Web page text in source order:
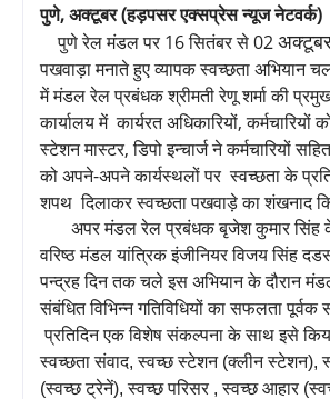
पुणे, अक्टूबर (हड़पसर एक्सप्रेस न्यूज नेटवर्क)
पुणे रेल मंडल पर 16 सितंबर से 02
पखवाड़ा मनाते हुए व्यापक स्वच्छता अभियान
में मंडल रेल प्रबंधक श्रीमती रेणू शर्मा की
कार्यालय में कार्यरत अधिकारियों, कर्मचारियों
स्टेशन मास्टर, डिपो इन्चार्ज ने कर्मचारियों
को अपने-अपने कार्यस्थलों पर स्वच्छता के
शपथ दिलाकर स्वच्छता पखवाड़े का शंखनाद
अपर मंडल रेल प्रबंधक बृजेश कुमार सिंह के
वरिष्ठ मंडल यांत्रिक इंजीनियर विजय सिंह
पन्द्रह दिन तक चले इस अभियान के दौरान
संबंधित विभिन्न गतिविधियों का सफलता पूर्वक
प्रतिदिन एक विशेष संकल्पना के साथ इसे
स्वच्छता संवाद, स्वच्छ स्टेशन (क्लीन स्टेशन),
(स्वच्छ ट्रेनें), स्वच्छ परिसर , स्वच्छ आहार